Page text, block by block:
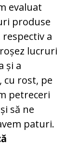
evaluat
produse
a
lucruri
și a
cu rost, pe
petreceri
să ne
paturi.